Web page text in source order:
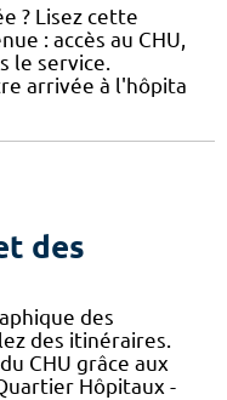
? Lisez cette
: accès au CHU,
le service.
arrivée à l'hôpita
des
des
des itinéraires.
CHU grâce aux
Hôpitaux -